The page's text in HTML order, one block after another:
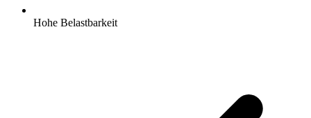
Hohe Belastbarkeit